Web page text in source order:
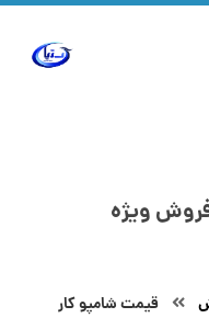
ویژه
قیمت شامپو کار